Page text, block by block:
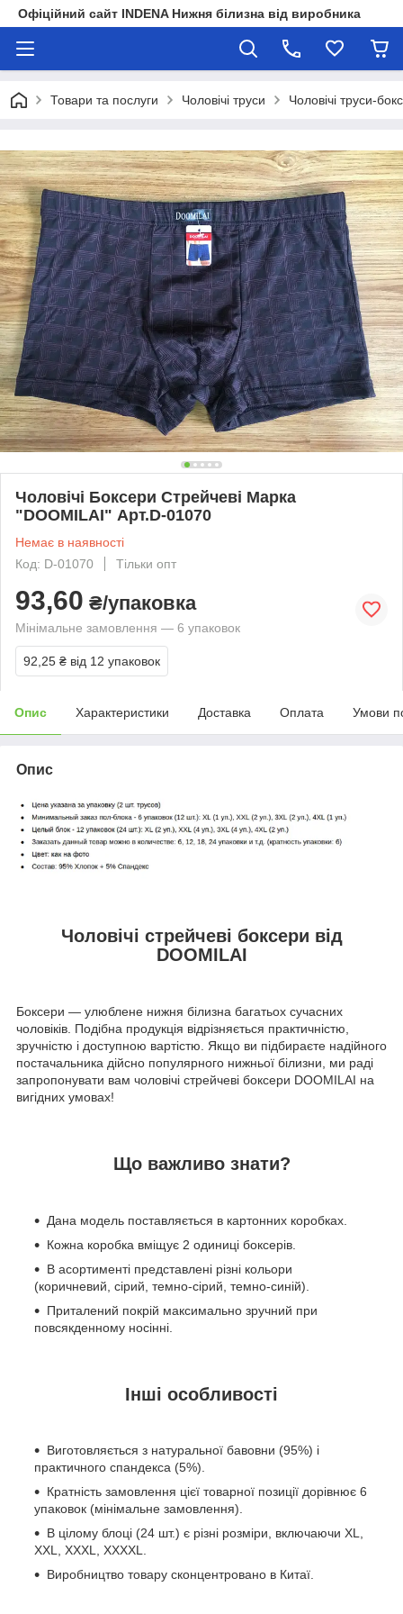
Офіційний сайт INDENA Нижня білизна від виробника
Товари та послуги Чоловічі труси Чоловічі труси-
Чоловічі Боксери Стрейчеві Марка
"DOOMILAI" Арт.D-01070
Немає в наявності
Код: D-01070
Тільки опт
93,60 ₴/упаковка
Мінімальне замовлення — 6 упаковок
92,25 ₴ від 12 упаковок
Опис Характеристики Доставка Оплата Умови
Опис
Чоловічі стрейчеві боксери від
DOOMILAI
Боксери — улюблене нижня білизна багатьох сучасних
чоловіків. Подібна продукція відрізняється практичністю,
зручністю і доступною вартістю. Якщо ви підбираєте надійного
постачальника дійсно популярного нижньої білизни, ми раді
запропонувати вам чоловічі стрейчеві боксери DOOMILAI на
вигідних умовах!
Що важливо знати?
Дана модель поставляється в картонних коробках.
Кожна коробка вміщує 2 одиниці боксерів.
В асортименті представлені різні кольори
(коричневий, сірий, темно-сірий, темно-синій).
Приталений покрій максимально зручний при
повсякденному носінні.
Інші особливості
Виготовляється з натуральної бавовни (95%) і
практичного спандекса (5%).
Кратність замовлення цієї товарної позиції дорівнює 6
упаковок (мінімальне замовлення).
В цілому блоці (24 шт.) є різні розміри, включаючи XL,
XXL, XXXL, XXXXL.
Виробництво товару сконцентровано в Китаї.